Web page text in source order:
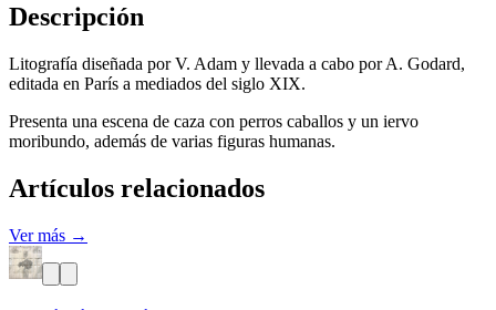
Descripción
Litografía diseñada por V. Adam y llevada a cabo por A. Godard,
editada en París a mediados del siglo XIX.
Presenta una escena de caza con perros caballos y un iervo
moribundo, además de varias figuras humanas.
Artículos relacionados
Ver más →